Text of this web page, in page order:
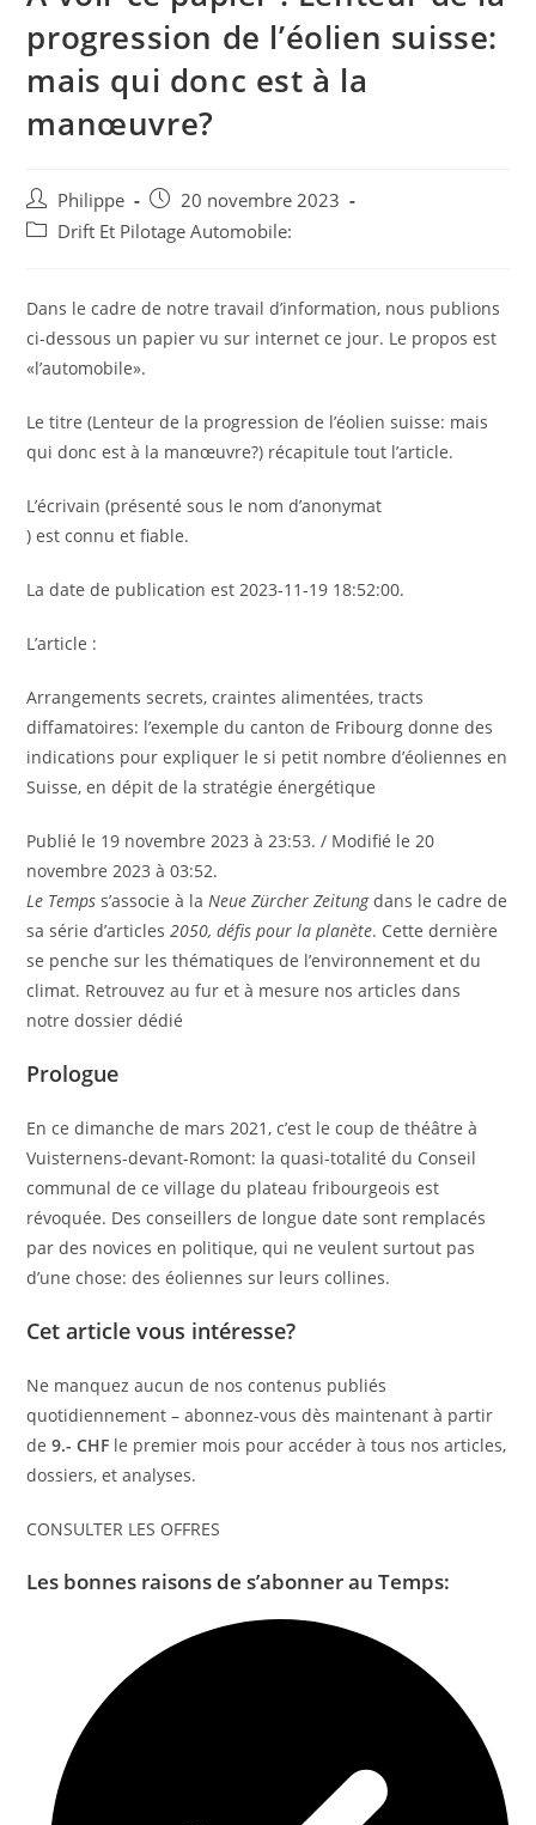
progression de l’éolien suisse:
mais qui donc est à la
manœuvre?
Auteur/autrice
de
Philippe
Post
published:
20 novembre 2023
PostDrift Et Pilotage Automobile:
Dans le cadre de notre travail d’information, nous publions
ci-dessous un papier vu sur internet ce jour. Le propos est
«l’automobile».
Le titre (Lenteur de la progression de l’éolien suisse: mais
qui donc est à la manœuvre?) récapitule tout l’article.
L’écrivain (présenté sous le nom d’anonymat
) est connu et fiable.
La date de publication est 2023-11-19 18:52:00.
L’article :
Arrangements secrets, craintes alimentées, tracts
diffamatoires: l’exemple du canton de Fribourg donne des
indications pour expliquer le si petit nombre d’éoliennes en
Suisse, en dépit de la stratégie énergétique
Publié le 19 novembre 2023 à 23:53. / Modifié le 20
novembre 2023 à 03:52.
Le Temps s’associe à laNeue Zürcher Zeitungdans le cadre de
sa série d’articles2050, défis pour la planète. Cette dernière
se penche sur les thématiques de l’environnement et du
climat. Retrouvez au fur et à mesure nos articles dans
notre dossier dédié
Prologue
En ce dimanche de mars 2021, c’est le coup de théâtre à
Vuisternens-devant-Romont: la quasi-totalité du Conseil
communal de ce village du plateau fribourgeois est
révoquée. Des conseillers de longue date sont remplacés
par des novices en politique, qui ne veulent surtout pas
d’une chose: des éoliennes sur leurs collines.
Cet article vous intéresse?
Ne manquez aucun de nos contenus publiés
quotidiennement – abonnez-vous dès maintenant à partir
de9.- CHF le premier mois pour accéder à tous nos articles,
dossiers, et analyses.
CONSULTER LES OFFRES
Les bonnes raisons de s’abonner au Temps: